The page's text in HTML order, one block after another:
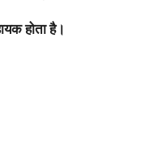
होताहै।